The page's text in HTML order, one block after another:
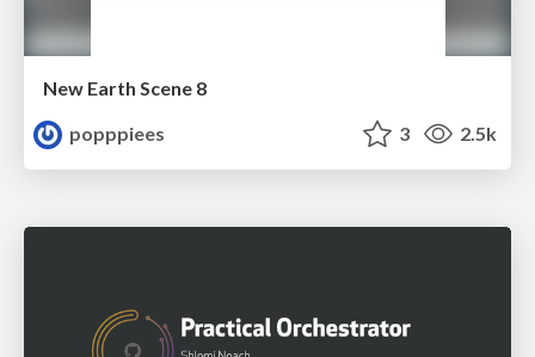
New Earth Scene 8
popppiees
3 2.5k